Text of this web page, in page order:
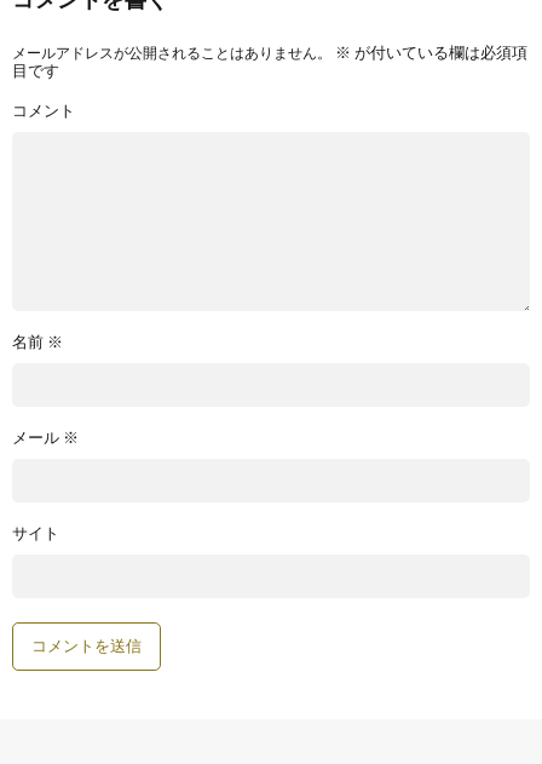
メールアドレスが公開されることはありません。 ※ が付いている欄は必須項
目です
コメント
名前 ※
メール ※
サイト